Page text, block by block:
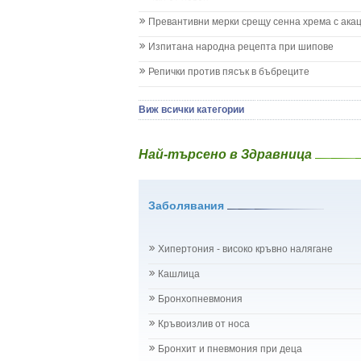
Колики
Менингит
Млечница
Нощно напикаване - енуреза
Плач
Проблеми с очите на бебето и детето
Рубеола
Температура - висока
Хрема при бебето и детето
Бъбреци
Бъбречна поликистоза
Превантивни мерки срещу сенна хрема с
Изпитана народна рецепта при шипове
Репички против пясък в бъбреците
Виж всички категории
Най-търсено в Здравница
Заболявания
Хипертония - високо кръвно налягане
Кашлица
Бронхопневмония
Кръвоизлив от носа
Бронхит и пневмония при деца